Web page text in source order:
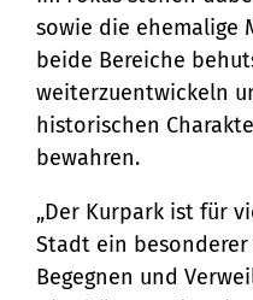
Umwelt
Straßen-
Mobilität
Wohnen
Tourismus
Bildung
Bildung
Soziales
Familie
Sicherheit
Telefon:
sowie die ehemalige
beide Bereiche
weiterzuentwickeln
historischen
bewahren.
„Der Kurpark ist für
Stadt ein besonderer
Begegnen und